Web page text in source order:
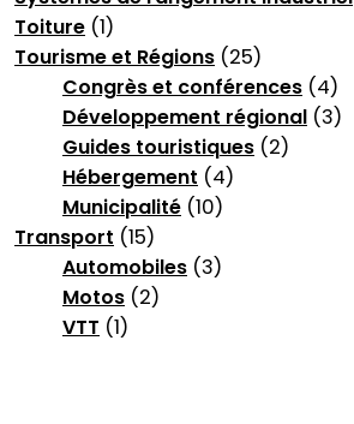
Toiture (1)
Tourisme et Régions (25)
Congrès et conférences (4)
Développement régional (3)
Guides touristiques (2)
Hébergement (4)
Municipalité (10)
Transport (15)
Automobiles (3)
Motos (2)
VTT (1)